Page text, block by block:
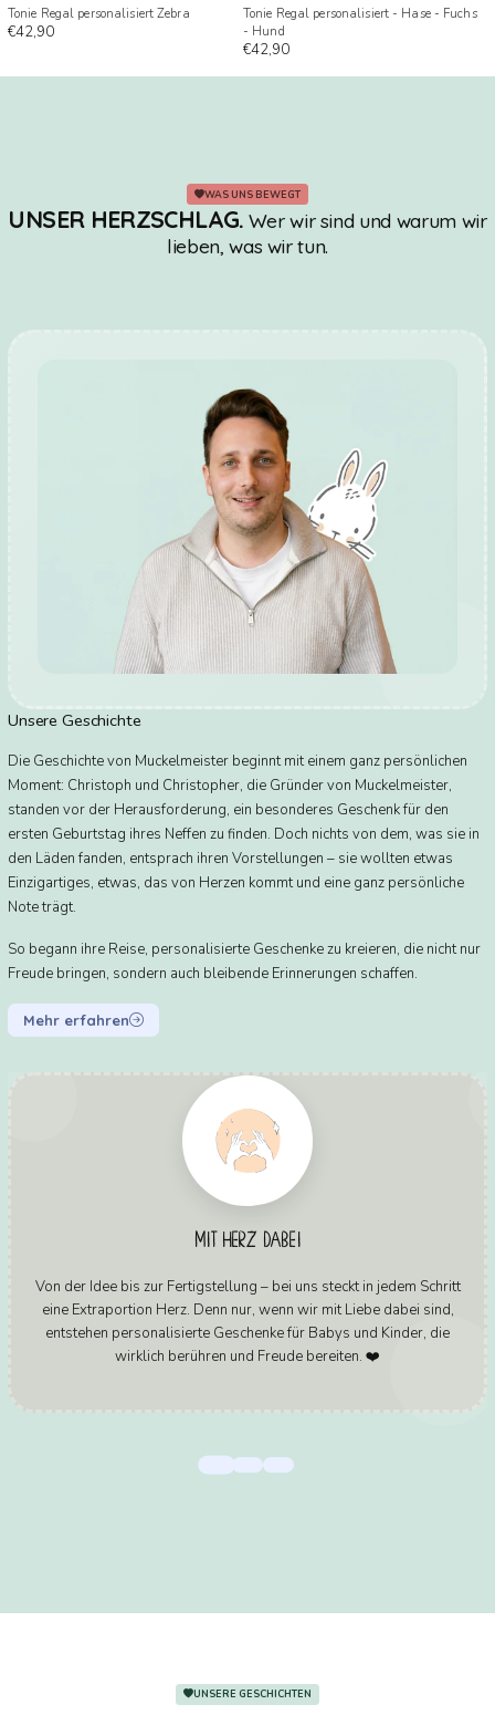
Tonie Regal personalisiert Zebra
€42,90
Tonie Regal personalisiert - Hase - Fuchs
- Hund
€42,90
WAS UNS BEWEGT
UNSER HERZSCHLAG. Wer wir sind und warum wir
lieben, was wir tun.
Unsere Geschichte
Die Geschichte von Muckelmeister beginnt mit einem ganz persönlichen
Moment: Christoph und Christopher, die Gründer von Muckelmeister,
standen vor der Herausforderung, ein besonderes Geschenk für den
ersten Geburtstag ihres Neffen zu finden. Doch nichts von dem, was sie in
den Läden fanden, entsprach ihren Vorstellungen – sie wollten etwas
Einzigartiges, etwas, das von Herzen kommt und eine ganz persönliche
Note trägt.
So begann ihre Reise, personalisierte Geschenke zu kreieren, die nicht nur
Freude bringen, sondern auch bleibende Erinnerungen schaffen.
Mehr erfahren
MIT HERZ DABEI
Von der Idee bis zur Fertigstellung – bei uns steckt in jedem Schritt
eine Extraportion Herz. Denn nur, wenn wir mit Liebe dabei sind,
entstehen personalisierte Geschenke für Babys und Kinder, die
wirklich berühren und Freude bereiten. ❤️
UNSERE GESCHICHTEN